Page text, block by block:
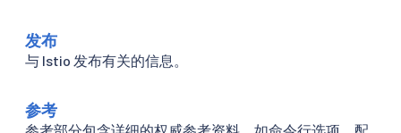
发布
与 Istio 发布有关的信息。
参考
参考部分包含详细的权威参考资料，如命令行选项、配